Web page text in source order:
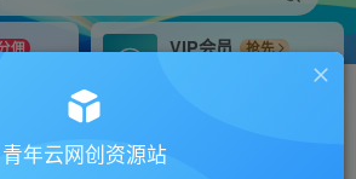
佣
VIP会员
抢先
搭建同款网站，自己当老板
青年云网创资源站